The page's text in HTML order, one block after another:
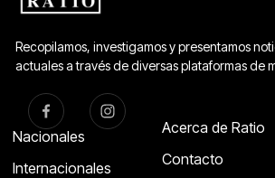
Recopilamos, investigamos y presentamos
actuales a través de diversas plataformas de
Nacionales
Internacionales
Acerca de Ratio
Contacto